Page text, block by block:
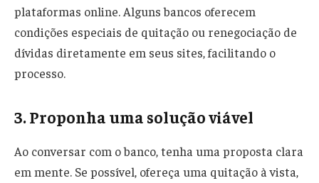
plataformas online. Alguns bancos oferecem
condições especiais de quitação ou renegociação de
dívidas diretamente em seus sites, facilitando o
processo.
3. Proponha uma solução viável
Ao conversar com o banco, tenha uma proposta clara
em mente. Se possível, ofereça uma quitação à vista,